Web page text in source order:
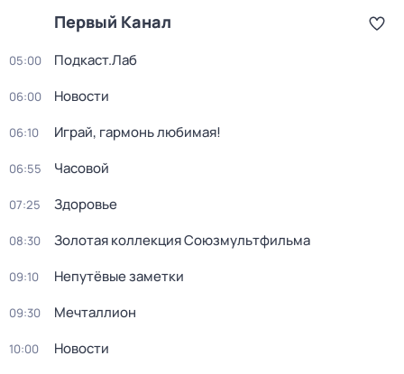
Первый Канал
05:00 Подкаст.Лаб
06:00 Новости
06:10 Играй, гармонь любимая!
06:55 Часовой
07:25 Здоровье
08:30 Золотая коллекция Союзмультфильма
09:10 Непутёвые заметки
09:30 Мечталлион
10:00 Новости